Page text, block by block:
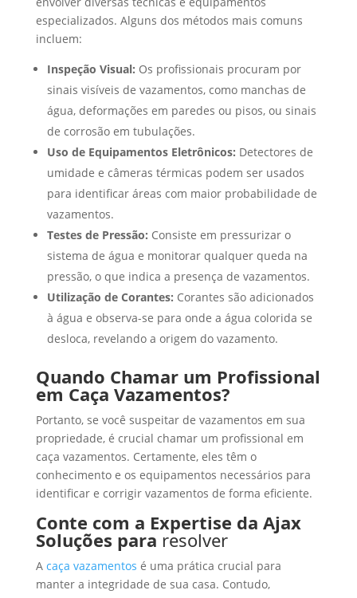
especializados. Alguns dos métodos mais comuns
incluem:
Inspeção Visual: Os profissionais procuram por
sinais visíveis de vazamentos, como manchas de
água, deformações em paredes ou pisos, ou sinais
de corrosão em tubulações.
Uso de Equipamentos Eletrônicos: Detectores de
umidade e câmeras térmicas podem ser usados
para identificar áreas com maior probabilidade de
vazamentos.
Testes de Pressão: Consiste em pressurizar o
sistema de água e monitorar qualquer queda na
pressão, o que indica a presença de vazamentos.
Utilização de Corantes: Corantes são adicionados
à água e observa-se para onde a água colorida se
desloca, revelando a origem do vazamento.
Quando Chamar um Profissional
em Caça Vazamentos?
Portanto, se você suspeitar de vazamentos em sua
propriedade, é crucial chamar um profissional em
caça vazamentos. Certamente, eles têm o
conhecimento e os equipamentos necessários para
identificar e corrigir vazamentos de forma eficiente.
Conte com a Expertise da Ajax
Soluções para resolver
A caça vazamentos é uma prática crucial para
manter a integridade de sua casa. Contudo,